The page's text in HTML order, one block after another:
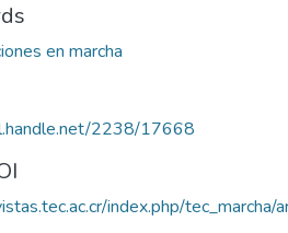
en marcha
2238/17668
index.php/